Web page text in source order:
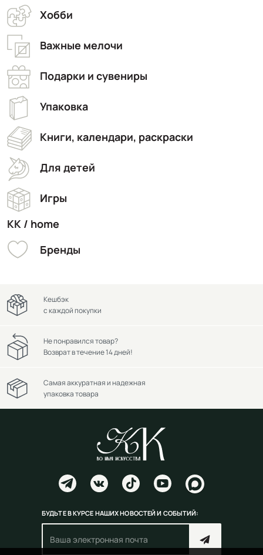
Хобби
Важные мелочи
Подарки и сувениры
Упаковка
Книги, календари, раскраски
Для детей
Игры
KK / home
Бренды
Кешбэк
с каждой покупки
Не понравился товар?
Возврат в течение 14 дней!
Самая аккуратная и надежная
упаковка товара
БУДЬТЕ В КУРСЕ НАШИХ НОВОСТЕЙ И СОБЫТИЙ: